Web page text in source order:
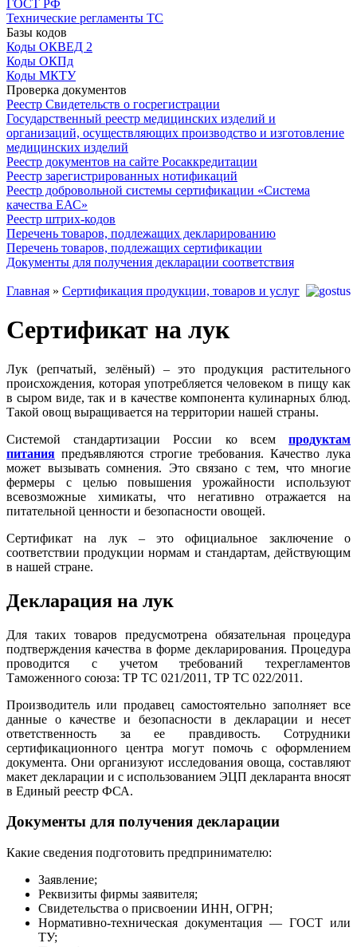
ГОСТ РФ
Технические регламенты ТС
Базы кодов
Коды ОКВЕД 2
Коды ОКПд
Коды МКТУ
Проверка документов
Реестр Свидетельств о госрегистрации
Государственный реестр медицинских изделий и
организаций, осуществляющих производство и изготовление
медицинских изделий
Реестр документов на сайте Росаккредитации
Реестр зарегистрированных нотификаций
Реестр добровольной системы сертификации «Система
качества ЕАС»
Реестр штрих-кодов
Перечень товаров, подлежащих декларированию
Перечень товаров, подлежащих сертификации
Документы для получения декларации соответствия
Главная » Сертификация продукции, товаров и услуг
Сертификат на лук
Лук (репчатый, зелёный) – это продукция растительного
происхождения, которая употребляется человеком в пищу как
в сыром виде, так и в качестве компонента кулинарных блюд.
Такой овощ выращивается на территории нашей страны.
Системой стандартизации России ко всем продуктам
питания предъявляются строгие требования. Качество лука
может вызывать сомнения. Это связано с тем, что многие
фермеры с целью повышения урожайности используют
всевозможные химикаты, что негативно отражается на
питательной ценности и безопасности овощей.
Сертификат на лук – это официальное заключение о
соответствии продукции нормам и стандартам, действующим
в нашей стране.
Декларация на лук
Для таких товаров предусмотрена обязательная процедура
подтверждения качества в форме декларирования. Процедура
проводится с учетом требований техрегламентов
Таможенного союза: ТР ТС 021/2011, ТР ТС 022/2011.
Производитель или продавец самостоятельно заполняет все
данные о качестве и безопасности в декларации и несет
ответственность за ее правдивость. Сотрудники
сертификационного центра могут помочь с оформлением
документа. Они организуют исследования овоща, составляют
макет декларации и с использованием ЭЦП декларанта вносят
в Единый реестр ФСА.
Документы для получения декларации
Какие сведения подготовить предпринимателю:
Заявление;
Реквизиты фирмы заявителя;
Свидетельства о присвоении ИНН, ОГРН;
Нормативно-техническая документация — ГОСТ или
ТУ;